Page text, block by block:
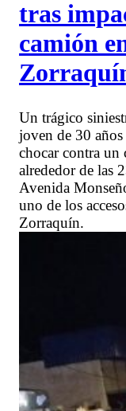
tras
camión
Un trágico
joven de 30 años
chocar contra
alrededor de las
Avenida
uno de los
Zorraquín.